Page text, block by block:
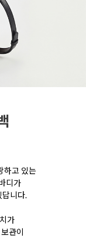
하고 있는
디가
답니다.
가
관이